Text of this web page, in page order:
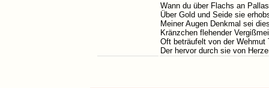
Wann du über Flachs an
Über Gold und Seide sie
Meiner Augen Denkmal sei
Kränzchen flehender
Oft beträufelt von der Wehmut
Der hervor durch sie von